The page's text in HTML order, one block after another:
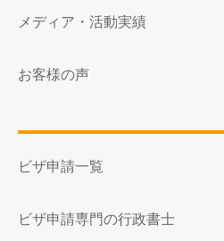
メディア・活動実績
お客様の声
ビザ申請一覧
ビザ申請専門の行政書士